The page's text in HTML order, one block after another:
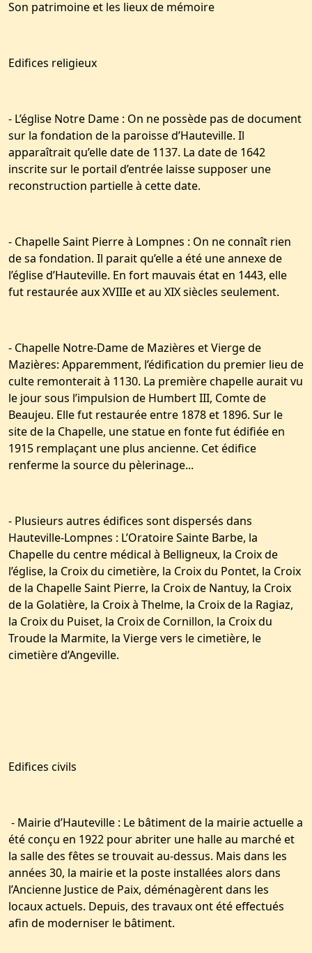
Son patrimoine et les lieux de mémoire
Edifices religieux
- L’église Notre Dame : On ne possède pas de document
sur la fondation de la paroisse d’Hauteville. Il
apparaîtrait qu’elle date de 1137. La date de 1642
inscrite sur le portail d’entrée laisse supposer une
reconstruction partielle à cette date.
- Chapelle Saint Pierre à Lompnes : On ne connaît rien
de sa fondation. Il parait qu’elle a été une annexe de
l’église d’Hauteville. En fort mauvais état en 1443, elle
fut restaurée aux XVIIIe et au XIX siècles seulement.
- Chapelle Notre-Dame de Mazières et Vierge de
Mazières: Apparemment, l’édification du premier lieu de
culte remonterait à 1130. La première chapelle aurait vu
le jour sous l’impulsion de Humbert III, Comte de
Beaujeu. Elle fut restaurée entre 1878 et 1896. Sur le
site de la Chapelle, une statue en fonte fut édifiée en
1915 remplaçant une plus ancienne. Cet édifice
renferme la source du pèlerinage...
- Plusieurs autres édifices sont dispersés dans
Hauteville-Lompnes : L’Oratoire Sainte Barbe, la
Chapelle du centre médical à Belligneux, la Croix de
l’église, la Croix du cimetière, la Croix du Pontet, la Croix
de la Chapelle Saint Pierre, la Croix de Nantuy, la Croix
de la Golatière, la Croix à Thelme, la Croix de la Ragiaz,
la Croix du Puiset, la Croix de Cornillon, la Croix du
Troude la Marmite, la Vierge vers le cimetière, le
cimetière d’Angeville.
Edifices civils
- Mairie d’Hauteville : Le bâtiment de la mairie actuelle a
été conçu en 1922 pour abriter une halle au marché et
la salle des fêtes se trouvait au-dessus. Mais dans les
années 30, la mairie et la poste installées alors dans
l’Ancienne Justice de Paix, déménagèrent dans les
locaux actuels. Depuis, des travaux ont été effectués
afin de moderniser le bâtiment.